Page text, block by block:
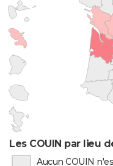
Les COUIN par lieu
Aucun COUIN